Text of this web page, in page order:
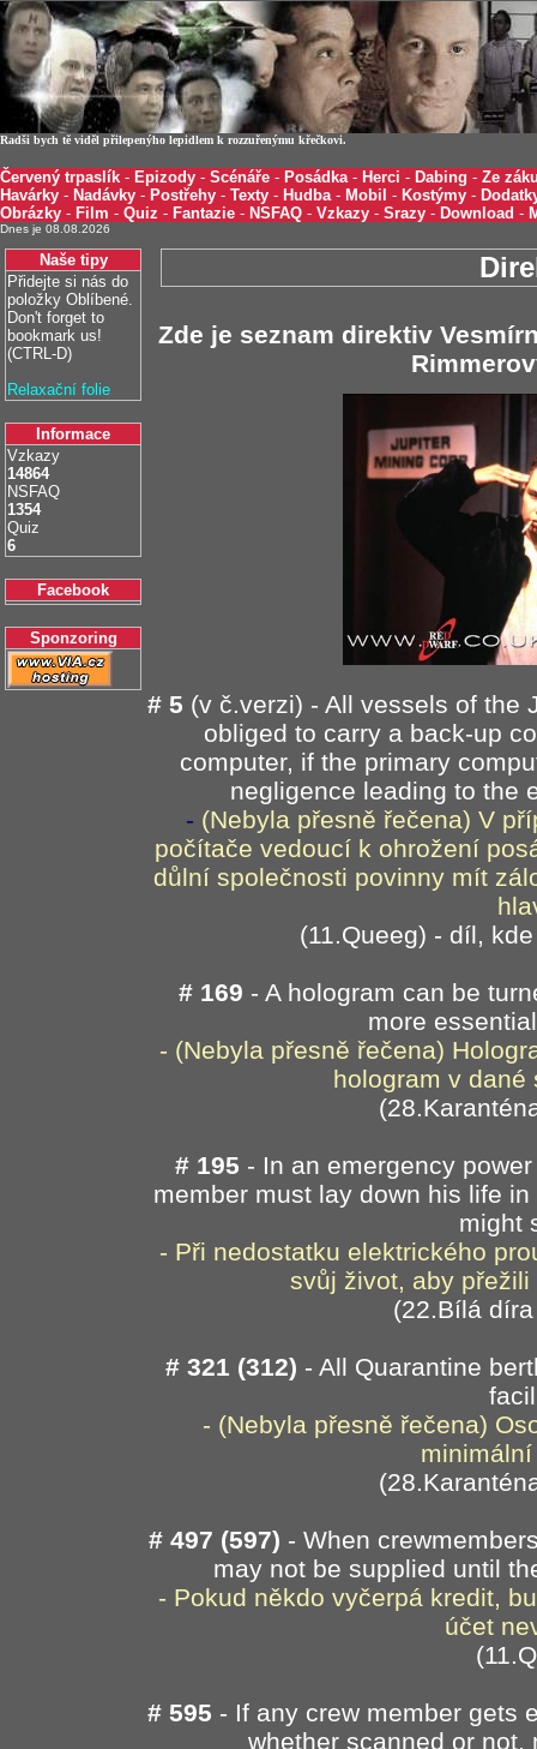
Radši bych tě viděl přilepenýho lepidlem k rozzuřenýmu křečkovi.
Červený trpaslík - Epizody - Scénáře - Posádka- Herci - Dabing - Ze
Havárky - Nadávky - Postřehy - Texty - Hudba- Mobil - Kostýmy -
Obrázky - Film - Quiz - Fantazie - NSFAQ - Vzkazy - Srazy - Download -
Dnes je 08.08.2026
Naše tipy
Přidejte si nás do
položky Oblíbené.
Don't forget to
bookmark us!
(CTRL-D)
Relaxační folie
Informace
Vzkazy
14864
NSFAQ
1354
Quiz
6
Facebook
Sponzoring
Zde je seznam direktiv
# 5 (v č.verzi) - All vessels of the
obliged to carry a back-up
computer, if the primary
negligence leading to the
- (Nebyla přesně řečena) V
počítače vedoucí k ohrožení
důlní společnosti povinny mít
(11.Queeg) - díl,
# 169 - A hologram can be
more
- (Nebyla přesně řečena)
hologram v
# 195 - In an emergency
member must lay down his life
might
- Při nedostatku elektrického
svůj život, aby
(22.Bílá
# 321 (312) - All Quarantine
- (Nebyla přesně řečena)
# 497 (597) - When
may not be supplied until
- Pokud někdo vyčerpá kredit,
účet
# 595 - If any crew member gets
whether scanned or not,